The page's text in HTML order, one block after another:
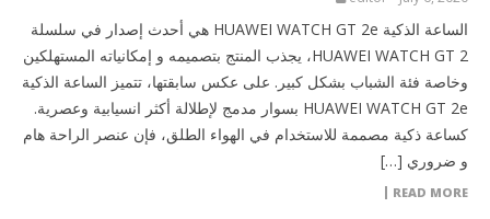
الساعة الذكية HUAWEI WATCH GT 2e هي أحدث إصدار في سلسلة
HUAWEI WATCH GT 2، يجذب المنتج بتصميمه و إمكانياته المستهلكين
وخاصة فئة الشباب بشكل كبير. على عكس سابقتها، تتميز الساعة الذكية
HUAWEI WATCH GT 2e بسوار مدمج لإطلالة أكثر انسيابية وعصرية.
كساعة ذكية مصممة للاستخدام في الهواء الطلق، فإن عنصر الراحة هام
و ضروري […]
READ MORE